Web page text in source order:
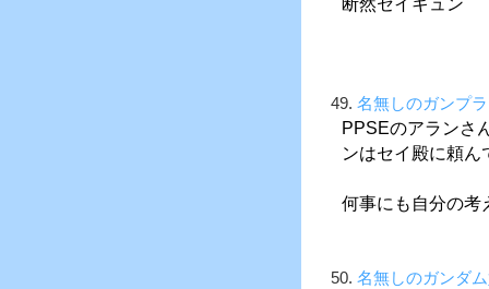
49. 名無しのガンプ
PPSEのアランさ
ンはセイ殿に頼ん
何事にも自分の考
50. 名無しのガンダ